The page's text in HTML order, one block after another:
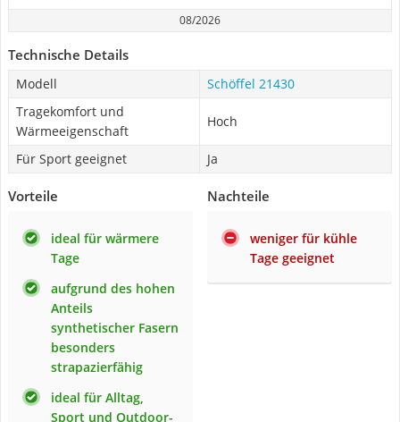
08/2026
Technische Details
Modell
Schöffel 21430
Tragekomfort und
Wärmeeigenschaft
Hoch
Für Sport geeignet Ja
Vorteile
ideal für wärmere
Tage
aufgrund des hohen
Anteils
synthetischer Fasern
besonders
strapazierfähig
ideal für Alltag,
Sport und Outdoor-
Nachteile
weniger für kühle
Tage geeignet